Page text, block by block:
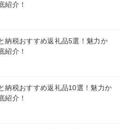
紹介！
納税おすすめ返礼品5選！魅力か
紹介！
納税おすすめ返礼品10選！魅力か
紹介！